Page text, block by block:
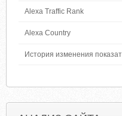
Alexa Traffic Rank
Alexa Country
История изменения